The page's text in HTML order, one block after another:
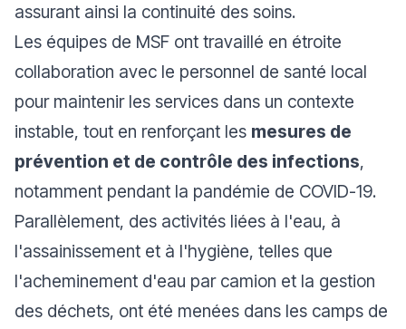
assurant ainsi la continuité des soins.
Les équipes de MSF ont travaillé en étroite
collaboration avec le personnel de santé local
pour maintenir les services dans un contexte
instable, tout en renforçant les mesures de
prévention et de contrôle des infections,
notamment pendant la pandémie de COVID-19.
Parallèlement, des activités liées à l'eau, à
l'assainissement et à l'hygiène, telles que
l'acheminement d'eau par camion et la gestion
des déchets, ont été menées dans les camps de